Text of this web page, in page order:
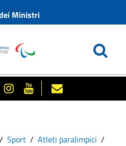
Ministri
Sport
Atleti paralimpici